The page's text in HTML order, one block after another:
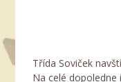
Třída Soviček
Na celé dopoledne